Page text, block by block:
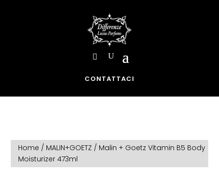
CONTATTACI
Home / MALIN+GOETZ / Malin + Goetz Vitamin B5 Body
Moisturizer 473ml